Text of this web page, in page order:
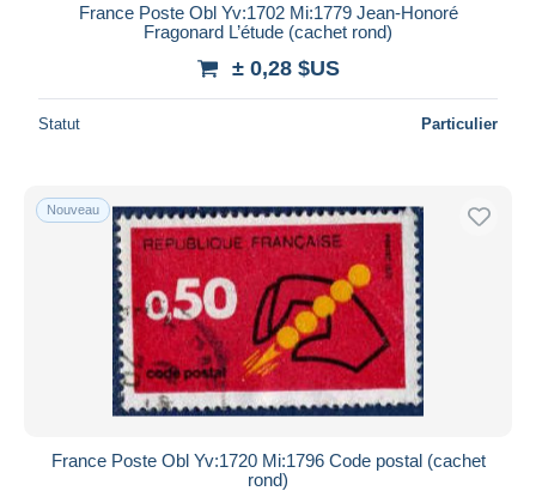
France Poste Obl Yv:1702 Mi:1779 Jean-Honoré
Fragonard L’étude (cachet rond)
± 0,28 $US
Statut Particulier
Nouveau
France Poste Obl Yv:1720 Mi:1796 Code postal (cachet
rond)